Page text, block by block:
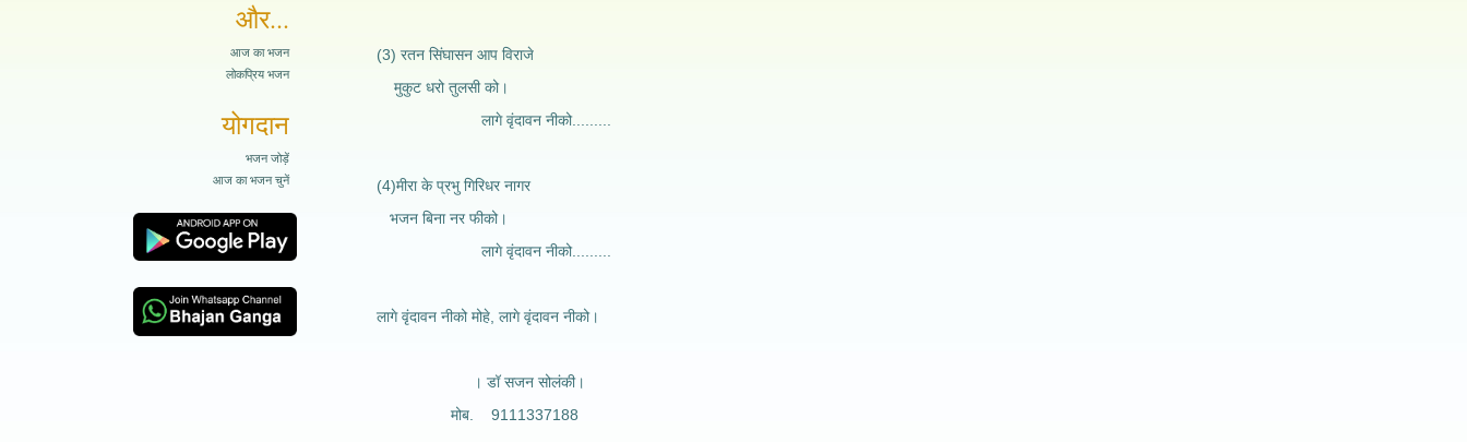
और...
आज का भजन
लोकप्रिय भजन
योगदान
भजन जोड़ें
आज का भजन चुनें
(3) रतन सिंघासन आप विराजे
मुकुट धरो तुलसी को।
लागे वृंदावन नीको.........
(4)मीरा के प्रभु गिरिधर नागर
भजन बिना नर फीको।
लागे वृंदावन नीको.........
लागे वृंदावन नीको मोहे, लागे वृंदावन नीको।
। डॉ सजन सोलंकी।
मोब. 9111337188